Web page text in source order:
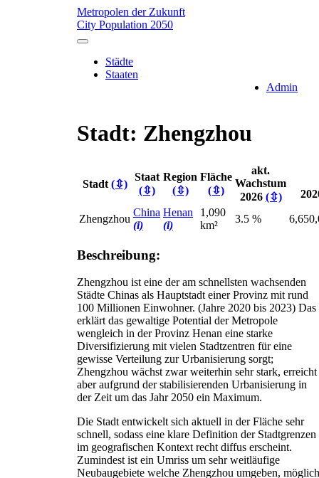
Metropolen der Zukunft
City Population 2050
Städte
Staaten
Admin
Stadt: Zhengzhou
Stadt (⇳)
Staat
(⇳)
Region
(⇳)
Fläche
(⇳)
akt.
Wachstum
2026 (⇳)
Zhengzhou
China
(i)
Henan
(i)
1,090
km²
3.5 %
Beschreibung:
Zhengzhou ist eine der am schnellsten wachsenden
Städte Chinas als Hauptstadt einer Provinz mit rund
100 Millionen Einwohner. (Jahre 2020 bis 2023) Das
erklärt das gewaltige Potential der Metropole
wengleich in der Provinz Henan eine starke
Diversifizierung mit vielen Stadtzentren für eine
gewisse Verteilung zur Urbanisierung sorgt;
Zhengzhou wächst zwar weiterhin sehr stark, erreicht
aber aufgrund der stabilisierenden Urbanisierung in
der Zeit um das Jahr 2050 ein Maximum.
Die Stadt entwickelt sich aktuell in der Fläche sehr
schnell, sodass eine klare Definition der Stadtgrenzen
im geografischen Kontext recht diffus erscheint.
Zumindest ist ein Umriss um sehr weitläufige
Neubaugebiete welche Zhengzhou umgeben,